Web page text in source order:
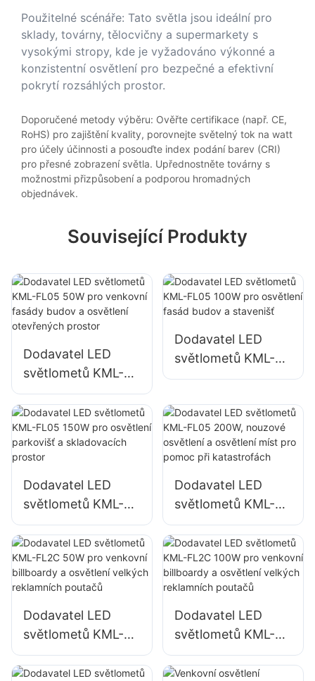
Použitelné scénáře: Tato světla jsou ideální pro
sklady, továrny, tělocvičny a supermarkety s
vysokými stropy, kde je vyžadováno výkonné a
konzistentní osvětlení pro bezpečné a efektivní
pokrytí rozsáhlých prostor.
Doporučené metody výběru: Ověřte certifikace (např. CE,
RoHS) pro zajištění kvality, porovnejte světelný tok na watt
pro účely účinnosti a posouďte index podání barev (CRI)
pro přesné zobrazení světla. Upřednostněte továrny s
možnostmi přizpůsobení a podporou hromadných
objednávek.
Související Produkty
Dodavatel LED
světlometů KML-
FL05 50W pro
venkovní fasády
budov a osvětlení
otevřených prostor
Dodavatel LED
světlometů KML-
FL05 100W pro
budov a stavenišť
Dodavatel LED
světlometů KML-
FL05 150W pro
osvětlení parkovišť
a skladovacích
prostor
Dodavatel LED
světlometů KML-
FL05 200W,
nouzové osvětlení
a osvětlení míst pro
pomoc při
Dodavatel LED
světlometů KML-
FL2C 50W pro
venkovní billboardy
Dodavatel LED
světlometů KML-
FL2C 100W pro
venkovní billboardy